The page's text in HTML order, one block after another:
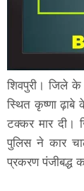
शिवपुरी। जिले के
स्थित कृष्णा
टक्कर मार दी।
पुलिस ने कार
प्रकरण पंजीबद्ध